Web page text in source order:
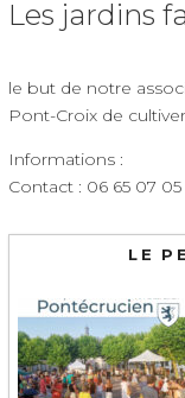
Les jardins
le but de notre
Pont-Croix de
Informations :
Contact : 06 65 07 05
LE